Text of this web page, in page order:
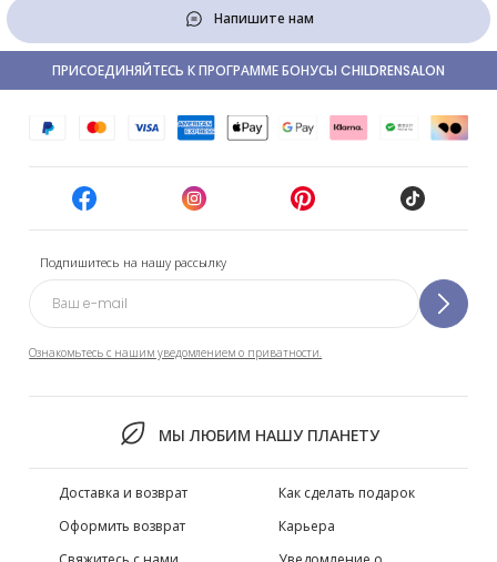
Напишите нам
Подпишитесь на нашу рассылку
Ознакомьтесь с нашим уведомлением о приватности.
МЫ ЛЮБИМ НАШУ ПЛАНЕТУ
ПРИСОЕДИНЯЙТЕСЬ К ПРОГРАММЕ БОНУСЫ CHILDRENSALON
Доставка и возврат
Оформить возврат
Как сделать подарок
Карьера